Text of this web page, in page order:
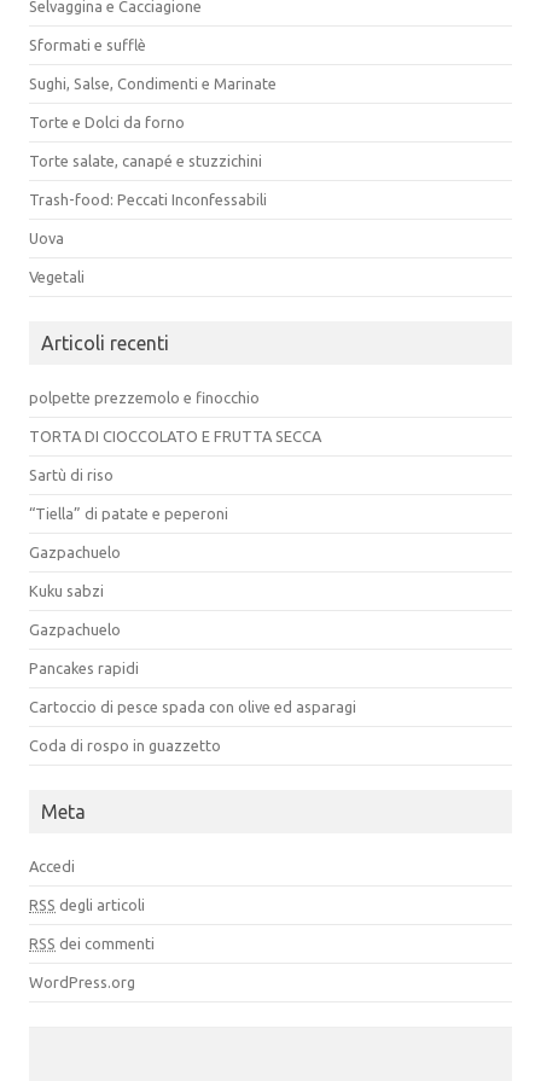
Selvaggina e Cacciagione
Sformati e sufflè
Sughi, Salse, Condimenti e Marinate
Torte e Dolci da forno
Torte salate, canapé e stuzzichini
Trash-food: Peccati Inconfessabili
Uova
Vegetali
Articoli recenti
polpette prezzemolo e finocchio
TORTA DI CIOCCOLATO E FRUTTA SECCA
Sartù di riso
“Tiella” di patate e peperoni
Gazpachuelo
Kuku sabzi
Gazpachuelo
Pancakes rapidi
Cartoccio di pesce spada con olive ed asparagi
Coda di rospo in guazzetto
Meta
Accedi
RSS degli articoli
RSS dei commenti
WordPress.org